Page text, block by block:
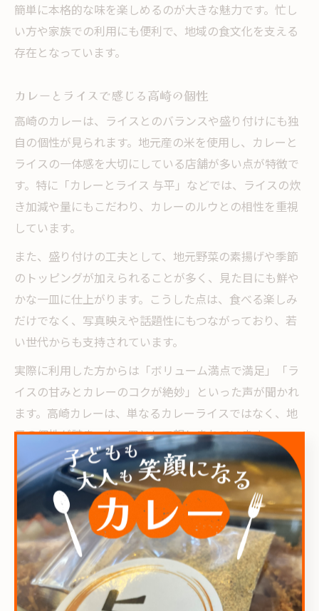
簡単に本格的な味を楽しめるのが大きな魅力です。忙し
い方や家族での利用にも便利で、地域の食文化を支える
存在となっています。
カレーとライスで感じる高崎の個性
高崎のカレーは、ライスとのバランスや盛り付けにも独
自の個性が見られます。地元産の米を使用し、カレーと
ライスの一体感を大切にしている店舗が多い点が特徴で
す。特に「カレーとライス 与平」などでは、ライスの炊
き加減や量にもこだわり、カレーのルウとの相性を重視
しています。
また、盛り付けの工夫として、地元野菜の素揚げや季節
のトッピングが加えられることが多く、見た目にも鮮や
かな一皿に仕上がります。こうした点は、食べる楽しみ
だけでなく、写真映えや話題性にもつながっており、若
い世代からも支持されています。
実際に利用した方からは「ボリューム満点で満足」「ラ
イスの甘みとカレーのコクが絶妙」といった声が聞かれ
ます。高崎カレーは、単なるカレーライスではなく、地
元の個性が詰まった一皿として親しまれています。
高崎のカレーが地元で愛される理由
高崎のカレーが地元で長く愛され続けている理由は、地
域に根差した食材選びと、家族で楽しめる安心感にあり
ます。地元農家との連携や無添加調理へのこだわりが、
日常の食卓に「安心」「安全」をもたらしているので
す。